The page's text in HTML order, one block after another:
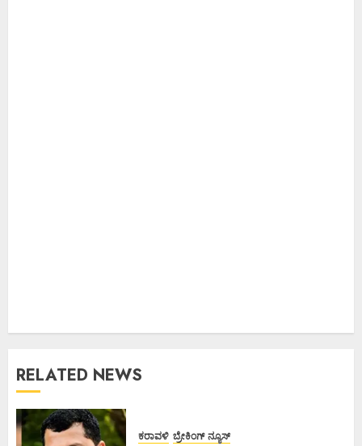
RELATED NEWS
ಕರಾವಳಿ ಬ್ರೇಕಿಂಗ್ ನ್ಯೂಸ್